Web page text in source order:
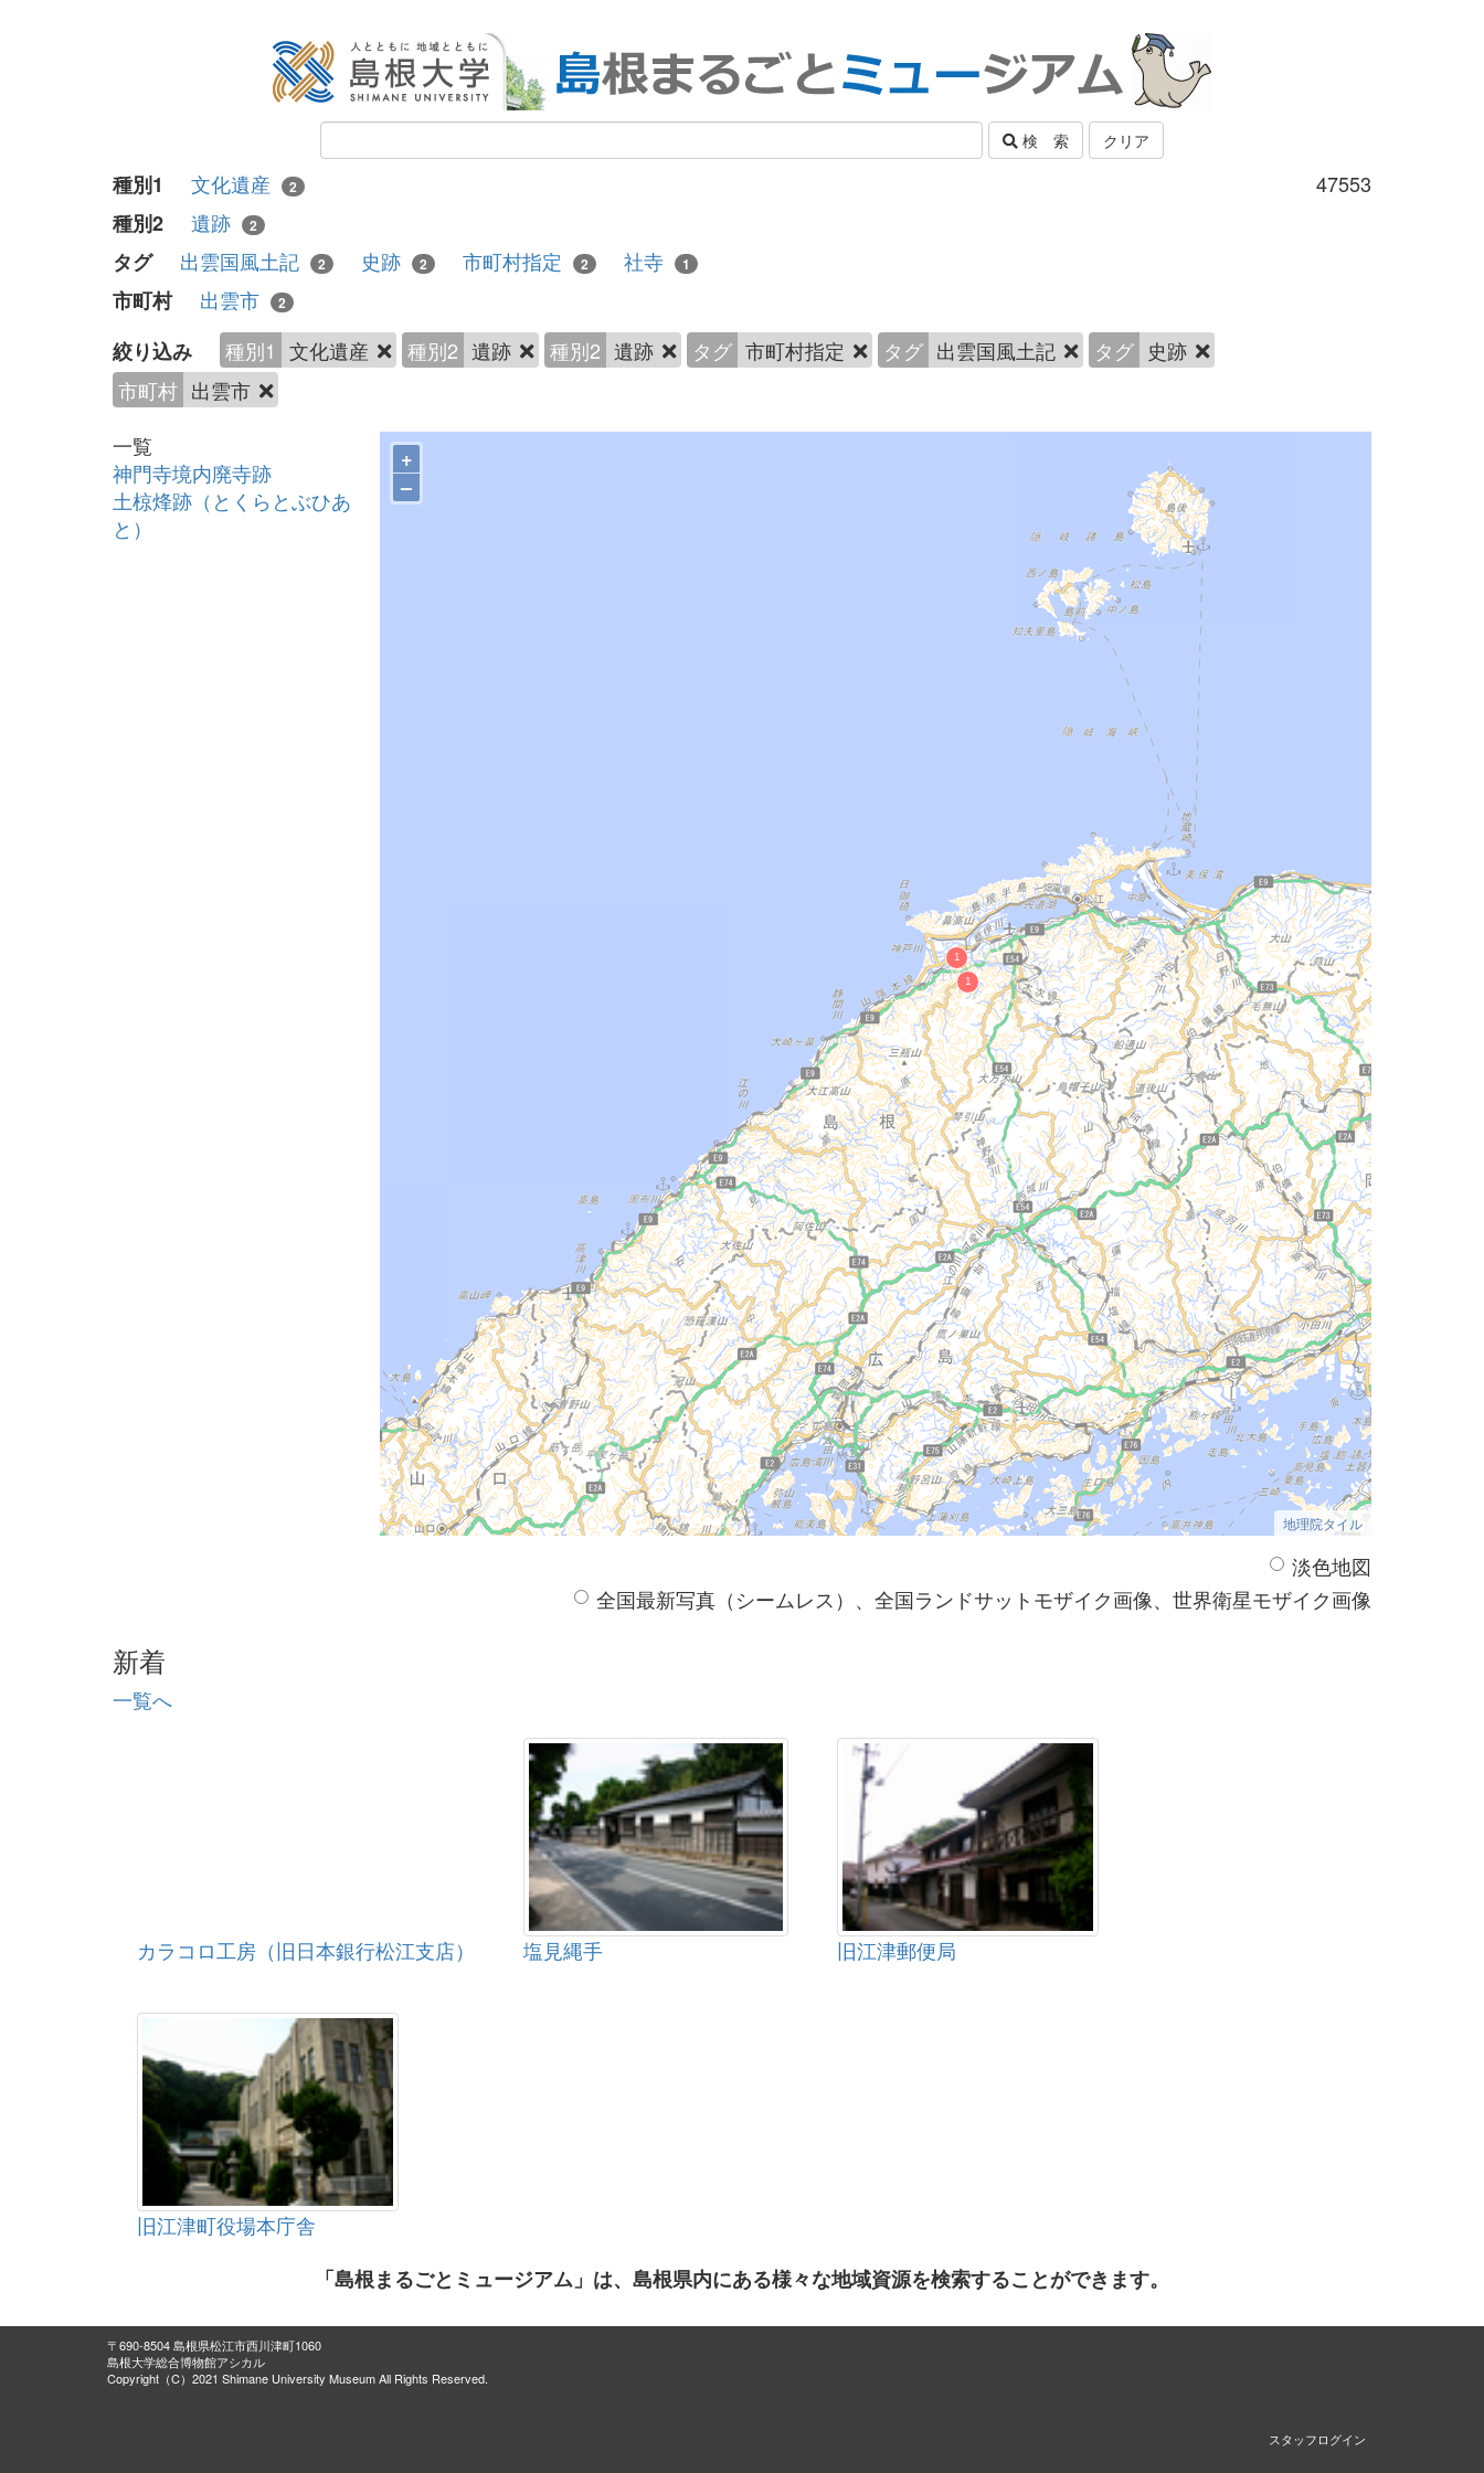
検 索 クリア
47553
種別1 文化遺産 2
種別2 遺跡 2
タグ 出雲国風土記 2 史跡 2 市町村指定 2 社寺 1
市町村 出雲市 2
絞り込み 種別1 文化遺産 種別2 遺跡 種別2 遺跡 タグ 市町村指定 タグ 出雲国風土記 タグ 史跡
市町村 出雲市
一覧
神門寺境内廃寺跡
土椋烽跡（とくらとぶひあ
と）
+
–
地理院タイル
淡色地図
全国最新写真（シームレス）、全国ランドサットモザイク画像、世界衛星モザイク画像
新着
一覧へ
カラコロ工房（旧日本銀行松江支店） 塩見縄手 旧江津郵便局
旧江津町役場本庁舎
「島根まるごとミュージアム」は、島根県内にある様々な地域資源を検索することができます。
〒690-8504 島根県松江市西川津町1060
島根大学総合博物館アシカル
Copyright（C）2021 Shimane University Museum All Rights Reserved.
スタッフログイン